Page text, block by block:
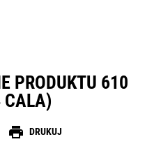
PRODUKTU 610
print DRUKUJ